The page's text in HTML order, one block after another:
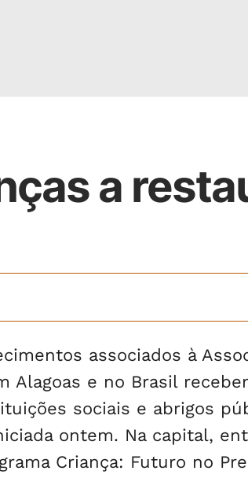
a
associados à
Alagoas e no Brasil
sociais e abrigos
ontem. Na capital,
Criança: Futuro no